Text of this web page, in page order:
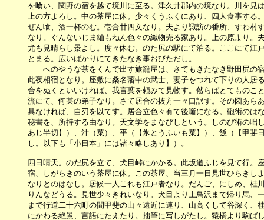
を喰い、関野の宿を越て境川に至る。津久井郡内の境なり。川を見は
上の方よろし。中の茶屋に休。少々くうふくにあり、四人食事する。
ぜん喰、酒一杯のむ。壱合廿四文なり。夫より諏訪の番所、すわ村す
なり。ぐんないじま紬もねん色々の織物売る家あり。上の原より。夫
尤も見晴らし景よし。度々休む。のた尻の駅にて泊る。ここにて江戸
とまる。広いばかりにてきたなき事おびただし。
へのやうな茶をくんで出す旅籠屋は、さてもきたなき野田尻の
此夜相宿となり。座敷に桑名藩中の武士、妻子をつれて下りの人居る
合をぬくといいければ、我言葉を頼みて見物す。然らばとてものこと
流にて、何某の弟子なり。さて居合の抜方一々口訳す。その図あらあ
具なければ、自刃を以てす。居合立色々有て後噺になる。砲術のはな
秘書を、所持する由なり。天文学をまなびしという。しのび術の咄し
あじ半切】）、汁（菜）、平（【氷とうふいも菜】）、飯（【甲斐日
し。以下も「小日本」には諸々略しあり】）。
四日晴天。のだ尻を立て、犬目峠にかかる。此坂道ふじを見て行。座
宿、しがらきのいう茶屋に休。この茶屋、当三月一日見世ひらきしよ
なりとのはなし。居候一人これも江戸者なり。だんご、にしめ、桂川
りんなどうる。見世少々きれいなり。犬目より上鳥沢まで帰り馬、一
まで行道二十六町の間甲斐の山々遠近に連り、山高くして谷深く、桂
にかわる絶景、言語にたえたり。拙筆に写しがたし。猿橋より駒ばし